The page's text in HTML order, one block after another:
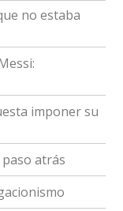
no estaba
imponer su
atrás